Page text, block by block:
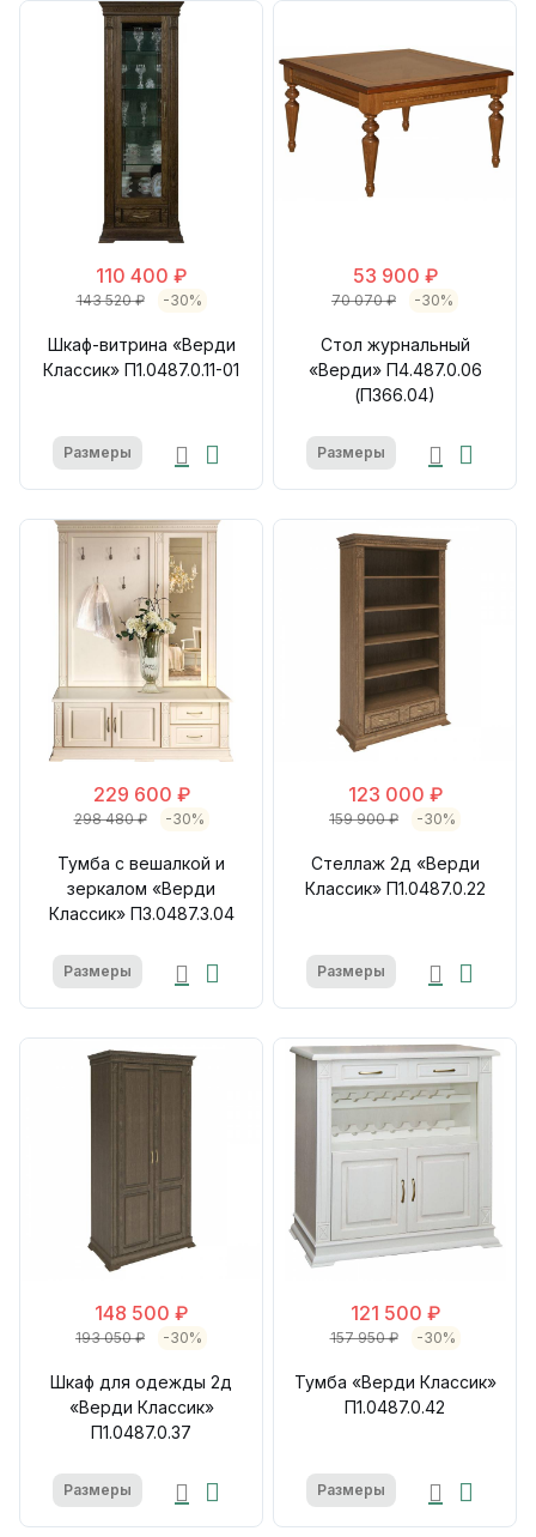
110 400 ₽
143 520 ₽ -30%
Шкаф-витрина «Верди
Классик» П1.0487.0.11-01
Размеры
53 900 ₽
70 070 ₽ -30%
Стол журнальный
«Верди» П4.487.0.06
(П366.04)
Размеры
229 600 ₽
298 480 ₽ -30%
Тумба с вешалкой и
зеркалом «Верди
Классик» П3.0487.3.04
Размеры
123 000 ₽
159 900 ₽ -30%
Стеллаж 2д «Верди
Классик» П1.0487.0.22
Размеры
148 500 ₽
193 050 ₽ -30%
Шкаф для одежды 2д
«Верди Классик»
П1.0487.0.37
Размеры
121 500 ₽
157 950 ₽ -30%
Тумба «Верди Классик»
П1.0487.0.42
Размеры